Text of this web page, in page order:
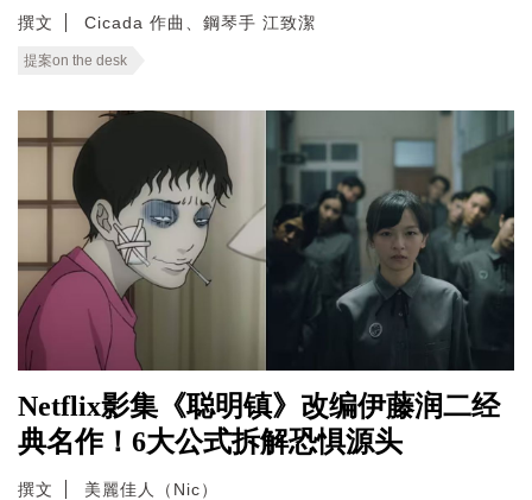
撰文 Cicada 作曲、鋼琴手 江致潔
提案on the desk
Netflix影集《聪明镇》改编伊藤润二经
典名作！6大公式拆解恐惧源头
撰文 美麗佳人（Nic）